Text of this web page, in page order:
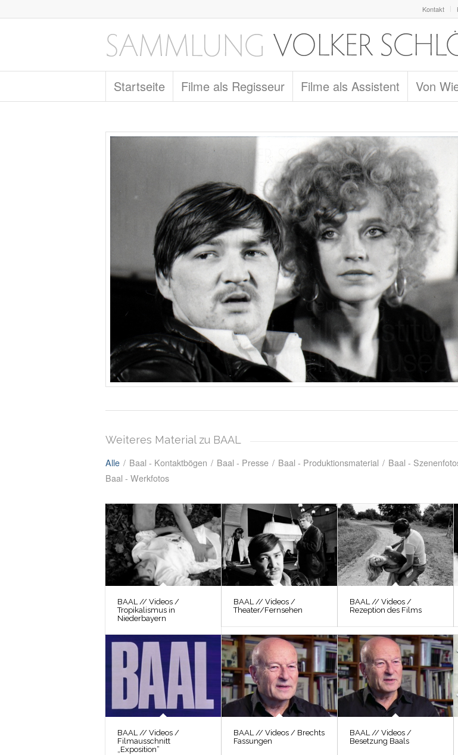
Kontakt
Startseite Filme als Regisseur Filme als Assistent Von
Weiteres Material zu BAAL
Alle / Baal - Kontaktbögen / Baal - Presse / Baal - Produktionsmaterial / Baal -
Baal - Werkfotos
BAAL // Videos /
Tropikalismus in
Niederbayern
BAAL // Videos /
Theater/Fernsehen
BAAL // Videos /
Rezeption des Films
BAAL // Videos /
Filmausschnitt
„Exposition“
BAAL // Videos / Brechts
Fassungen
BAAL // Videos /
Besetzung Baals